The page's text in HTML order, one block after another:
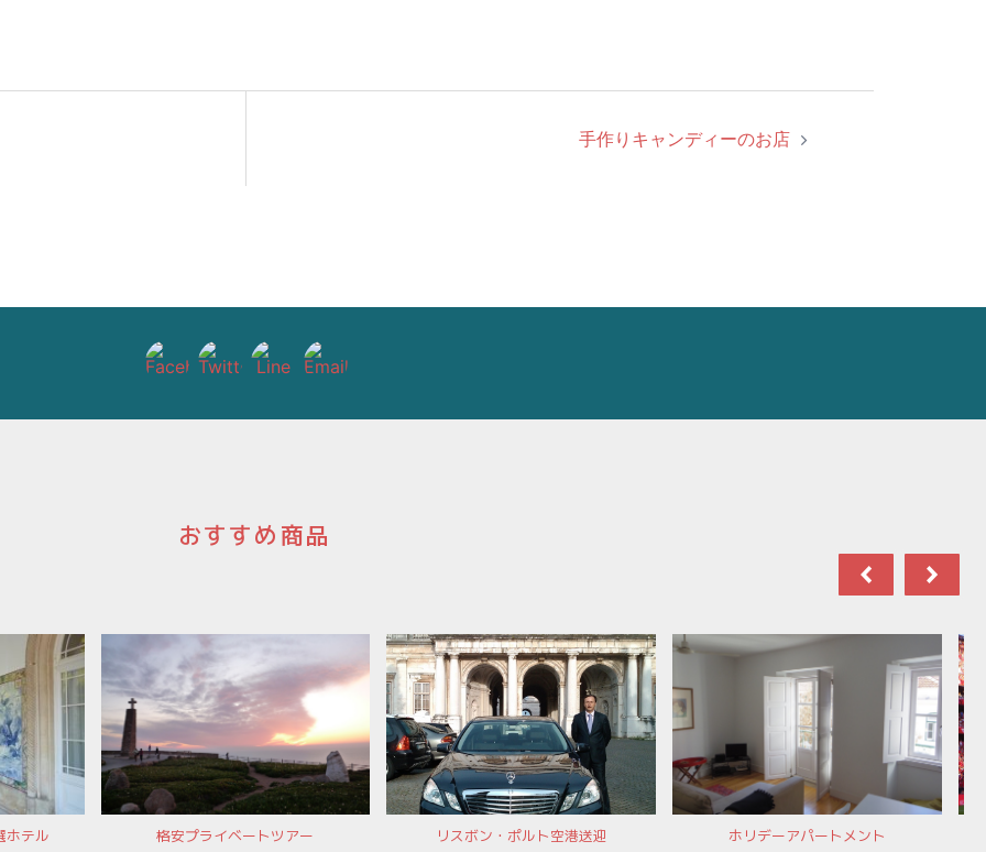
手作りキャンディーのお店
おすすめ商品
ホテル 格安プライベートツアー リスボン・ポルト空港送迎 ホリデーアパートメント